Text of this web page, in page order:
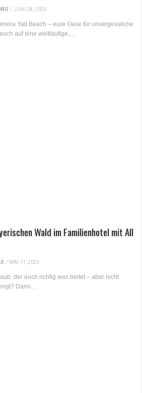
/ JUNI 28, 2025
Yati Beach – eure Oase für unvergessliche
auf eine weitläufige,...
Wald im Familienhotel mit All
/ MAI 11, 2025
der euch richtig was bietet – aber nicht
Dann...